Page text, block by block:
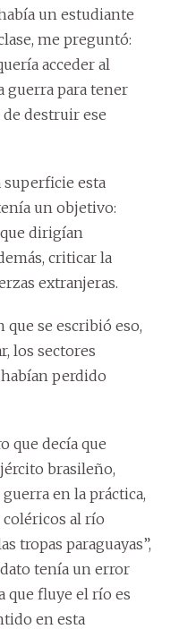
un estudiante
me preguntó:
acceder al
guerra para tener
de destruir ese
superficie esta
un objetivo:
dirigían
criticar la
extranjeras.
se escribió eso,
los sectores
perdido
que decía que
brasileño,
en la práctica,
coléricos al río
tropas paraguayas”,
tenía un error
que fluye el río es
en esta